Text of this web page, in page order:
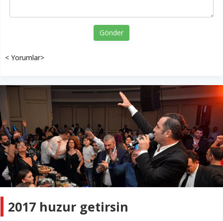
Gönder
< Yorumlar>
2017 huzur getirsin